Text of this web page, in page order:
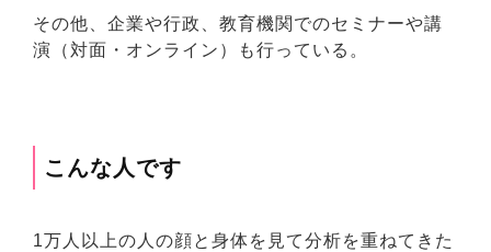
その他、企業や行政、教育機関でのセミナーや講
演（対面・オンライン）も行っている。
こんな人です
1万人以上の人の顔と身体を見て分析を重ねてきた